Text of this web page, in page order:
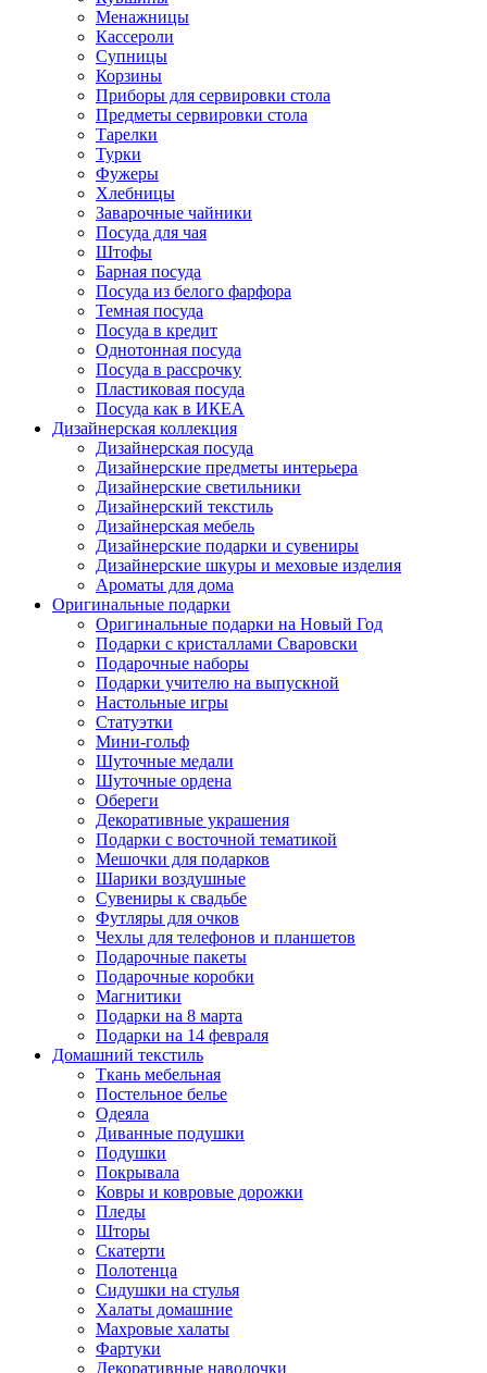
Менажницы
Кассероли
Супницы
Корзины
Приборы для сервировки стола
Предметы сервировки стола
Тарелки
Турки
Фужеры
Хлебницы
Заварочные чайники
Посуда для чая
Штофы
Барная посуда
Посуда из белого фарфора
Темная посуда
Посуда в кредит
Однотонная посуда
Посуда в рассрочку
Пластиковая посуда
Посуда как в ИКЕА
Дизайнерская коллекция
Дизайнерская посуда
Дизайнерские предметы интерьера
Дизайнерские светильники
Дизайнерский текстиль
Дизайнерская мебель
Дизайнерские подарки и сувениры
Дизайнерские шкуры и меховые изделия
Ароматы для дома
Оригинальные подарки
Оригинальные подарки на Новый Год
Подарки с кристаллами Сваровски
Подарочные наборы
Подарки учителю на выпускной
Настольные игры
Статуэтки
Мини-гольф
Шуточные медали
Шуточные ордена
Обереги
Декоративные украшения
Подарки с восточной тематикой
Мешочки для подарков
Шарики воздушные
Сувениры к свадьбе
Футляры для очков
Чехлы для телефонов и планшетов
Подарочные пакеты
Подарочные коробки
Магнитики
Подарки на 8 марта
Подарки на 14 февраля
Домашний текстиль
Ткань мебельная
Постельное белье
Одеяла
Диванные подушки
Подушки
Покрывала
Ковры и ковровые дорожки
Пледы
Шторы
Скатерти
Полотенца
Сидушки на стулья
Халаты домашние
Махровые халаты
Фартуки
Декоративные наволочки